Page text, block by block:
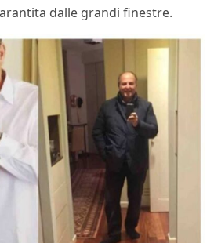
dalle grandi finestre.